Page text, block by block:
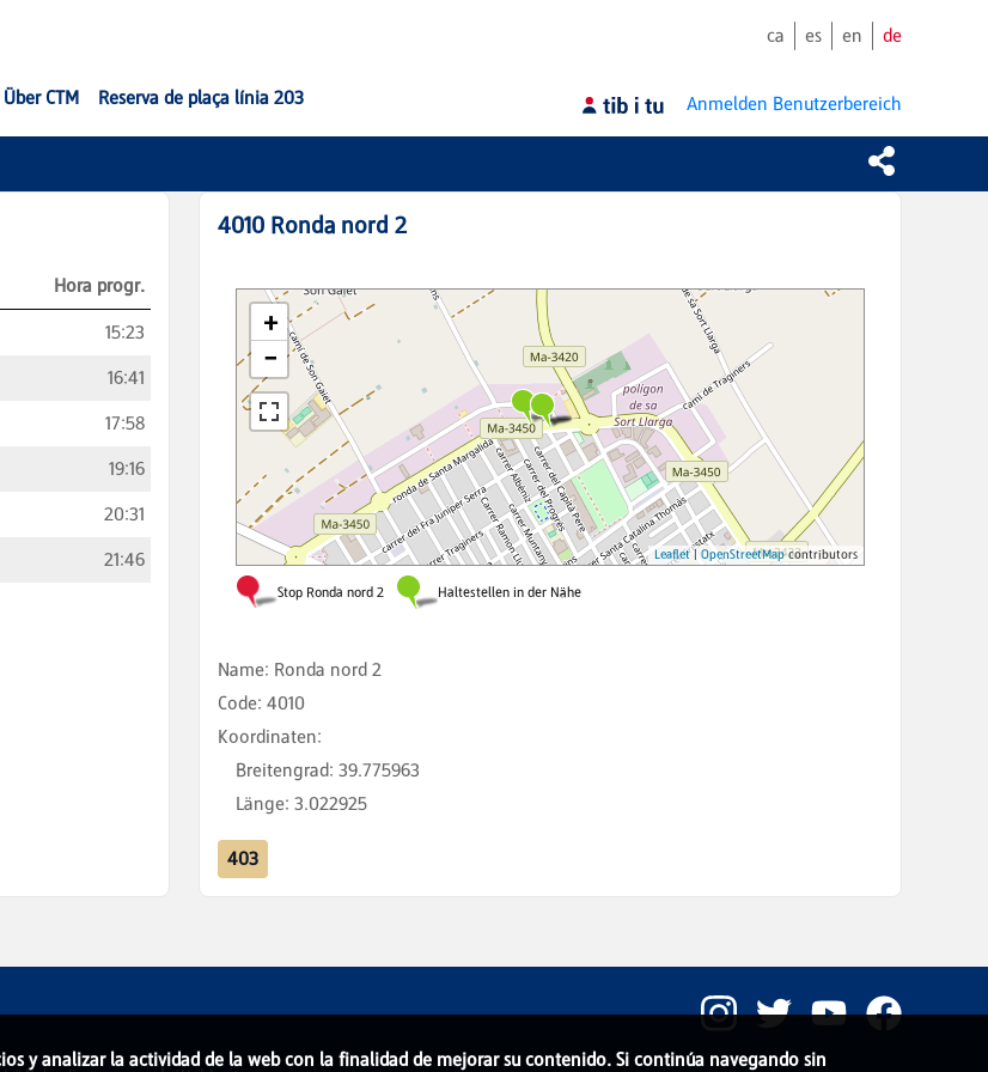
ca es en de
Über CTM Reserva de plaça línia 203 Anmelden Benutzerbereich
Hora progr.
15:23
16:41
17:58
19:16
20:31
21:46
4010 Ronda nord 2
Name: Ronda nord 2
Code: 4010
Koordinaten:
Breitengrad: 39.775963
Länge: 3.022925
403
y analizar la actividad de la web con la finalidad de mejorar su contenido. Si continúa navegando sin